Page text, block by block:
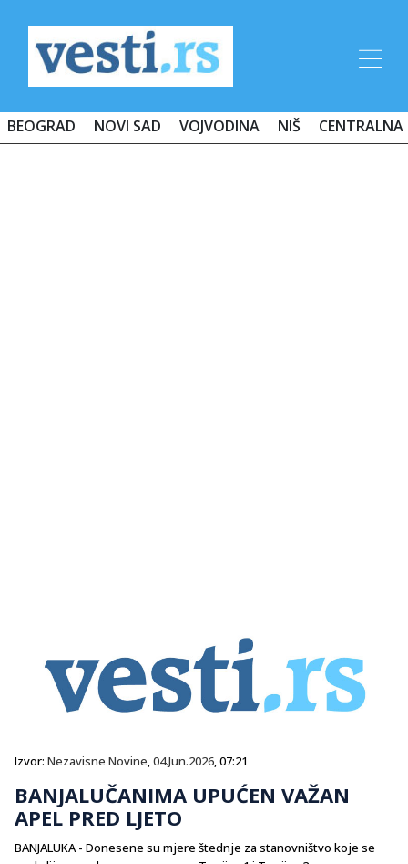
BEOGRAD NOVI SAD VOJVODINA NIŠ CENTRALNA
Izvor: Nezavisne Novine,04.Jun.2026, 07:21
BANJALUČANIMA UPUĆEN VAŽAN
APEL PRED LJETO
BANJALUKA - Donesene su mjere štednje za stanovništvo koje se